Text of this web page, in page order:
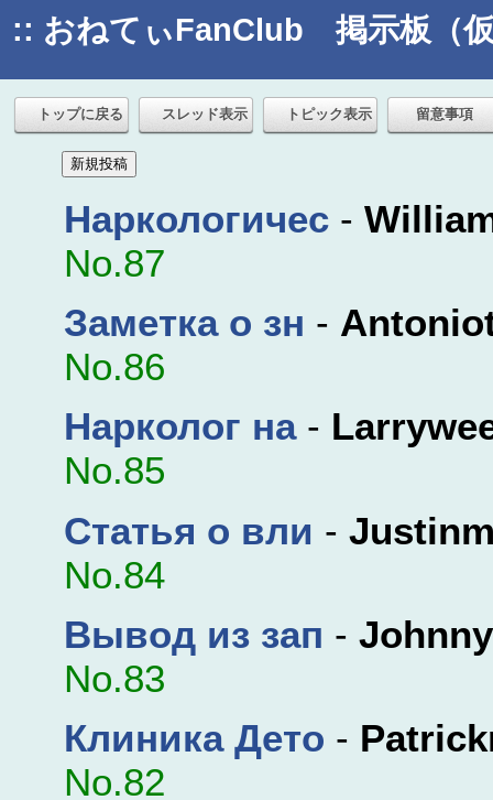
:: おねてぃFanClub 掲示板（
トップに戻る スレッド表示 トピック表示 留意事項
Наркологичес -
No.87
Заметка о зн -
No.86
Нарколог на -
No.85
Статья о вли -
No.84
Вывод из зап -
No.83
Клиника Дето -
No.82